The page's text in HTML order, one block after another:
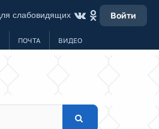
слабовидящих Войти
ПОЧТА ВИДЕО